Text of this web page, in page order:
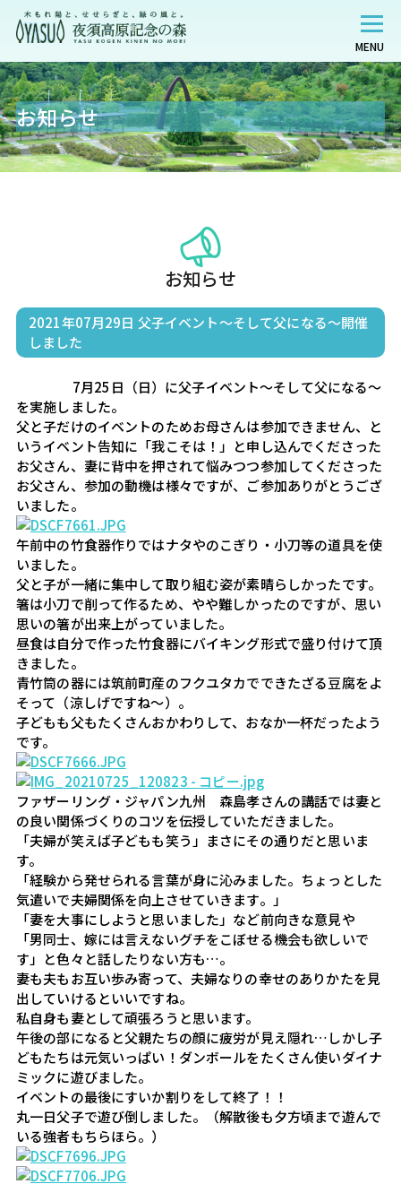
MENU
お知らせ
お知らせ
2021年07月29日 父子イベント～そして父になる～開催
しました
を実施しました。
父と子だけのイベントのためお母さんは参加できません、と
いうイベント告知に「我こそは！」と申し込んでくださった
お父さん、妻に背中を押されて悩みつつ参加してくださった
お父さん、参加の動機は様々ですが、ご参加ありがとうござ
午前中の竹食器作りではナタやのこぎり・小刀等の道具を使
いました。
父と子が一緒に集中して取り組む姿が素晴らしかったです。
箸は小刀で削って作るため、やや難しかったのですが、思い
思いの箸が出来上がっていました。
昼食は自分で作った竹食器にバイキング形式で盛り付けて頂
きました。
青竹筒の器には筑前町産のフクユタカでできたざる豆腐をよ
そって（涼しげですね～）。
子どもも父もたくさんおかわりして、おなか一杯だったよう
ファザーリング・ジャパン九州　森島孝さんの講話では妻と
の良い関係づくりのコツを伝授していただきました。
「夫婦が笑えば子どもも笑う」まさにその通りだと思いま
す。
「経験から発せられる言葉が身に沁みました。ちょっとした
気遣いで夫婦関係を向上させていきます。」
「妻を大事にしようと思いました」など前向きな意見や
「男同士、嫁には言えないグチをこぼせる機会も欲しいで
す」と色々と話したりない方も…。
妻も夫もお互い歩み寄って、夫婦なりの幸せのありかたを見
出していけるといいですね。
私自身も妻として頑張ろうと思います。
午後の部になると父親たちの顔に疲労が見え隠れ…しかし子
どもたちは元気いっぱい！ダンボールをたくさん使いダイナ
ミックに遊びました。
イベントの最後にすいか割りをして終了！！
丸一日父子で遊び倒しました。（解散後も夕方頃まで遊んで